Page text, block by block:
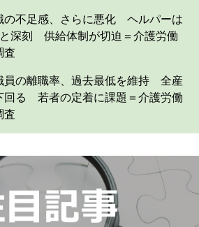
の不足感、さらに悪化 ヘルパーは
深刻 供給体制が切迫＝介護労働
査
員の離職率、過去最低を維持 全産
回る 若者の定着に課題＝介護労働
査